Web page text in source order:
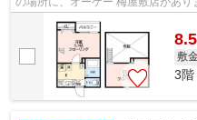
8.5
敷
3階